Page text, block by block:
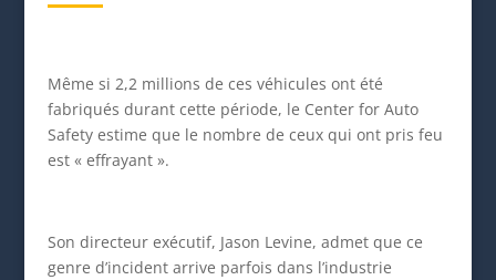
Même si 2,2 millions de ces véhicules ont été
fabriqués durant cette période, le Center for Auto
Safety estime que le nombre de ceux qui ont pris feu
est « effrayant ».
Son directeur exécutif, Jason Levine, admet que ce
genre d’incident arrive parfois dans l’industrie